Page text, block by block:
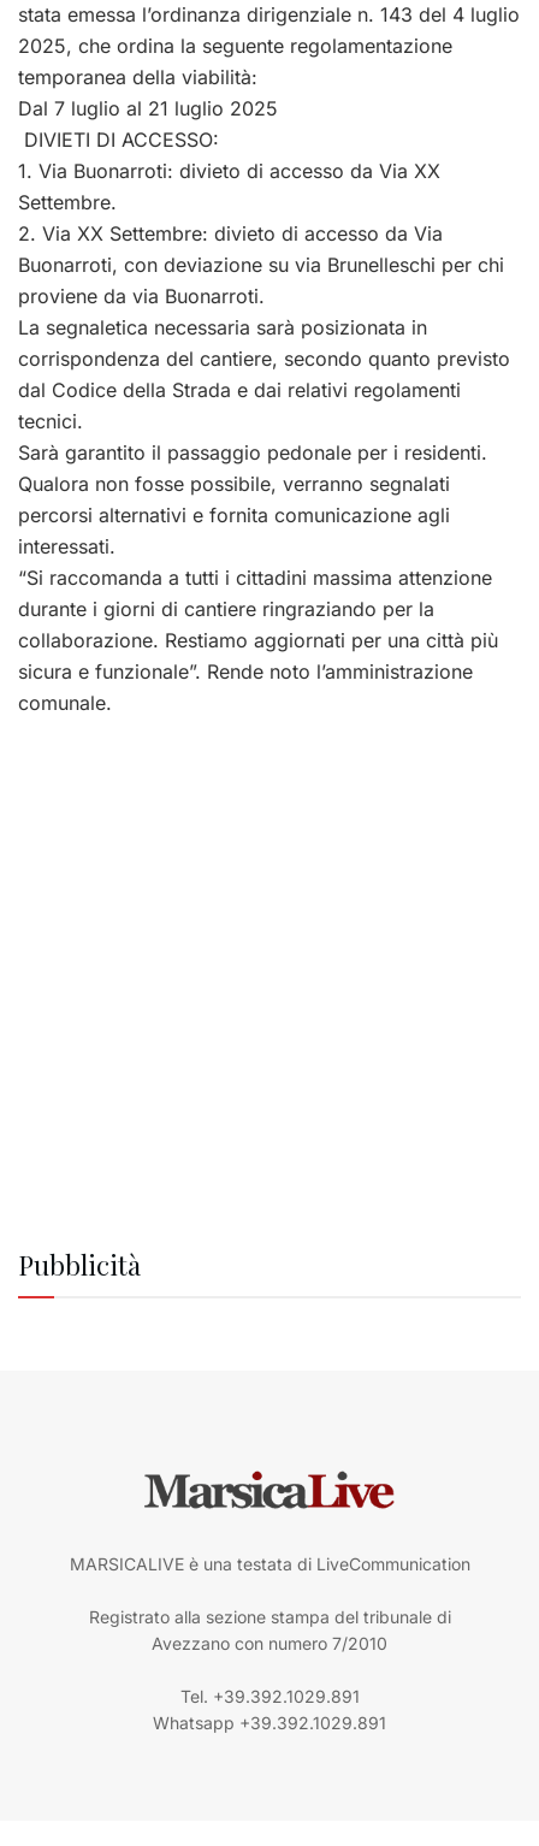
stata emessa l’ordinanza dirigenziale n. 143 del 4 luglio
2025, che ordina la seguente regolamentazione
temporanea della viabilità:
Dal 7 luglio al 21 luglio 2025
DIVIETI DI ACCESSO:
1. Via Buonarroti: divieto di accesso da Via XX
Settembre.
2. Via XX Settembre: divieto di accesso da Via
Buonarroti, con deviazione su via Brunelleschi per chi
proviene da via Buonarroti.
La segnaletica necessaria sarà posizionata in
corrispondenza del cantiere, secondo quanto previsto
dal Codice della Strada e dai relativi regolamenti
tecnici.
Sarà garantito il passaggio pedonale per i residenti.
Qualora non fosse possibile, verranno segnalati
percorsi alternativi e fornita comunicazione agli
interessati.
“Si raccomanda a tutti i cittadini massima attenzione
durante i giorni di cantiere ringraziando per la
collaborazione. Restiamo aggiornati per una città più
sicura e funzionale”. Rende noto l’amministrazione
comunale.
Pubblicità
MARSICALIVE è una testata di LiveCommunication
Registrato alla sezione stampa del tribunale di
Avezzano con numero 7/2010
Tel. +39.392.1029.891
Whatsapp +39.392.1029.891